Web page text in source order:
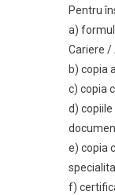
Pentru
a)
Cariere /
b) copia
c) copia
d)
e) copia
f)